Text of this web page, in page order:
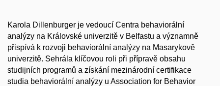
Karola Dillenburger je vedoucí Centra behaviorální
analýzy na Královské univerzitě v Belfastu a významně
přispívá k rozvoji behaviorální analýzy na Masarykově
univerzitě. Sehrála klíčovou roli při přípravě obsahu
studijních programů a získání mezinárodní certifikace
studia behaviorální analýzy u Association for Behavior